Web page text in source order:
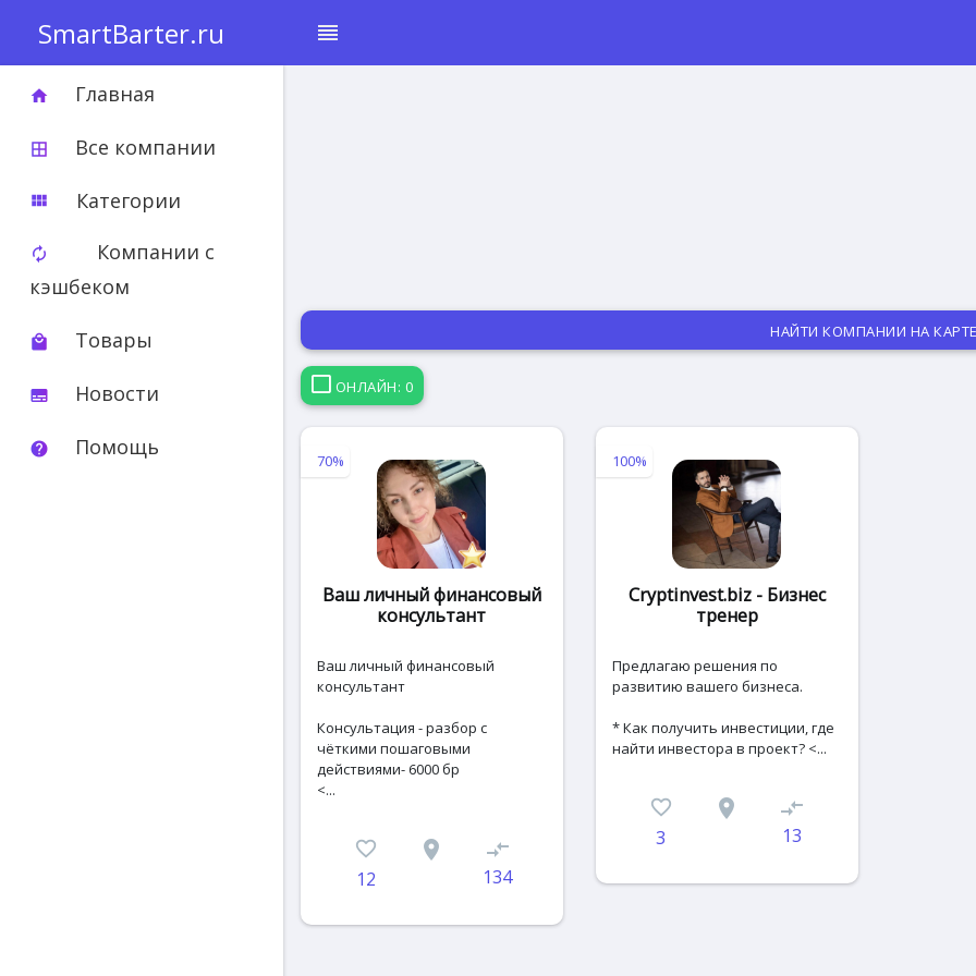
SmartBarter.ru reorder
home Главная
border_all Все компании
view_module Категории
autorenew
Компании с
кэшбеком
local_mall Товары
subtitles Новости
help Помощь
НАЙТИ КОМПАНИИ НА КАРТЕ
ОНЛАЙН: 0
70%
Ваш личный финансовый
консультант
Ваш личный финансовый
консультант
Консультация - разбор с
чёткими пошаговыми
действиями- 6000 бр
<...
favorite_border
12
place compare_arrows
134
100%
Cryptinvest.biz - Бизнес
тренер
Предлагаю решения по
развитию вашего бизнеса.
* Как получить инвестиции, где
найти инвестора в проект? <...
favorite_border
3
place compare_arrows
13